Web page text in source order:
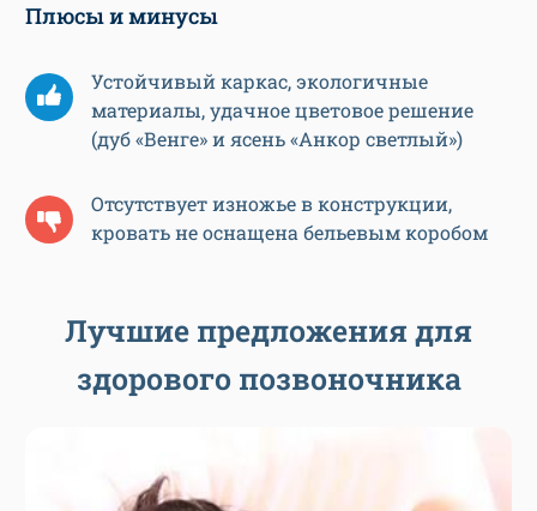
Плюсы и минусы
Устойчивый каркас, экологичные
материалы, удачное цветовое решение
(дуб «Венге» и ясень «Анкор светлый»)
Отсутствует изножье в конструкции,
кровать не оснащена бельевым коробом
Лучшие предложения для
здорового позвоночника